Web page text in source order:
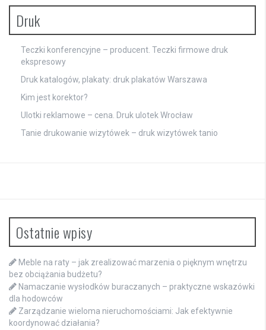
Druk
Teczki konferencyjne – producent. Teczki firmowe druk
ekspresowy
Druk katalogów, plakaty: druk plakatów Warszawa
Kim jest korektor?
Ulotki reklamowe – cena. Druk ulotek Wrocław
Tanie drukowanie wizytówek – druk wizytówek tanio
Ostatnie wpisy
Meble na raty – jak zrealizować marzenia o pięknym wnętrzu
bez obciążania budżetu?
Namaczanie wysłodków buraczanych – praktyczne wskazówki
dla hodowców
Zarządzanie wieloma nieruchomościami: Jak efektywnie
koordynować działania?